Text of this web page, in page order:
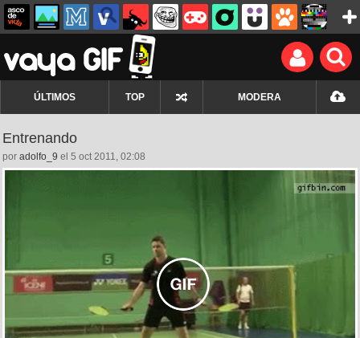
ÚLTIMOS TOP MODERA
Entrenando
por adolfo_9 el 5 oct 2011, 02:08